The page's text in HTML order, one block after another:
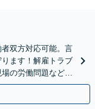
者双方対応可能。言
ます！解雇トラブ
の労働問題など幅
ます。